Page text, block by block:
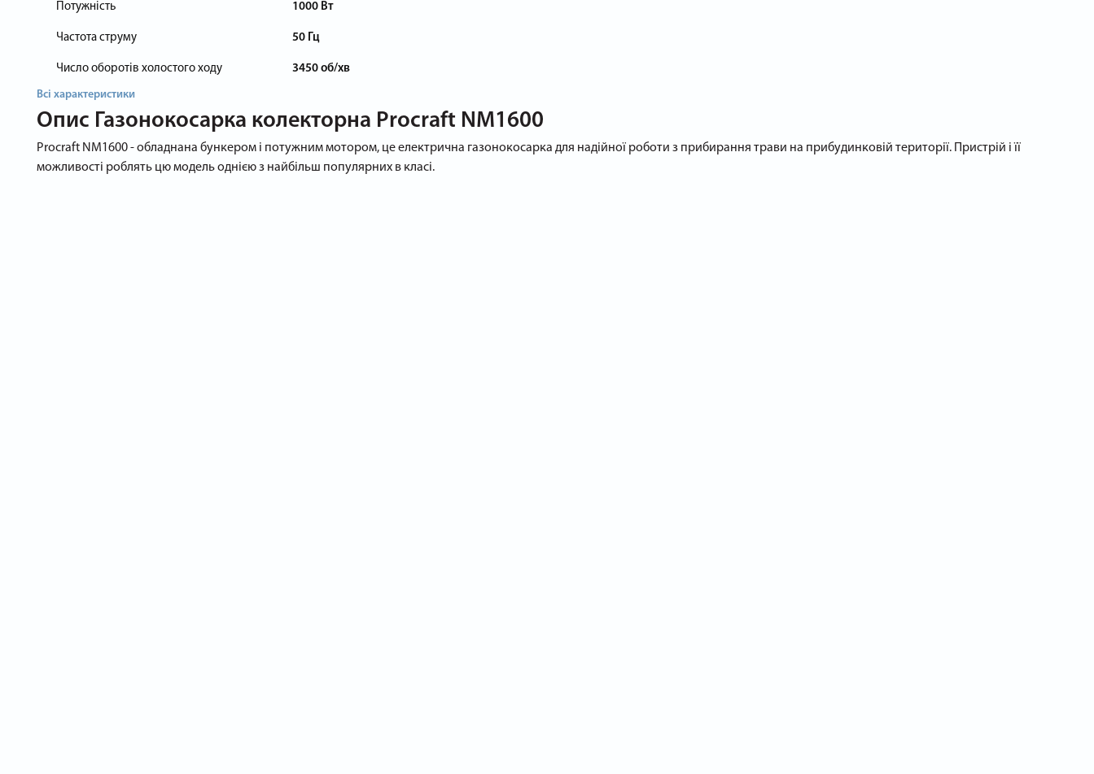
Потужність 1000 Вт
Частота струму 50 Гц
Число оборотів холостого ходу 3450 об/хв
Всі характеристики
Опис Газонокосарка колекторна Procraft NM1600
Procraft NM1600 - обладнана бункером і потужним мотором, це електрична газонокосарка для надійної роботи з прибирання трави на прибудинковій території. Пристрій і її
можливості роблять цю модель однією з найбільш популярних в класі.